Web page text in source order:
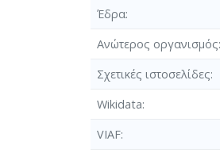
Έδρα
Ανώτερος οργανισμός
Σχετικές ιστοσελίδες
Wikidata
VIAF